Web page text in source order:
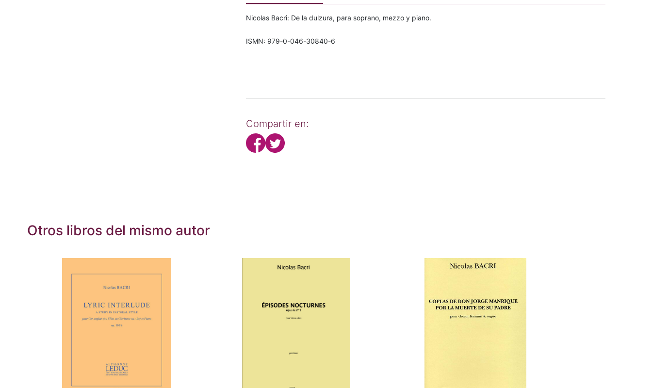
Nicolas Bacri: De la dulzura, para soprano, mezzo y piano.
ISMN: 979-0-046-30840-6
Compartir en:
Otros libros del mismo autor